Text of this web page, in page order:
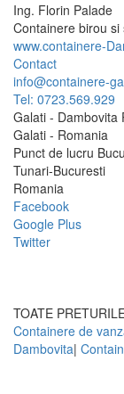
Ing. Florin Palade
Containere birou
www.containere-
Contact
info@containere-
Tel: 0723.569.929
Galati - Dambovita
Galati - Romania
Punct de lucru
Tunari-Bucuresti
Romania
Facebook
Google Plus
Twitter
TOATE
Containere de
Dambovita|